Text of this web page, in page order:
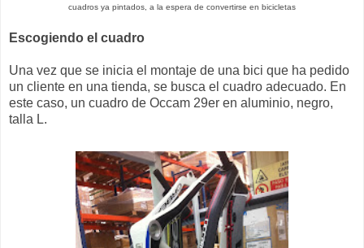
cuadros ya pintados, a la espera de convertirse en bicicletas
Escogiendo el cuadro
Una vez que se inicia el montaje de una bici que ha pedido
un cliente en una tienda, se busca el cuadro adecuado. En
este caso, un cuadro de Occam 29er en aluminio, negro,
talla L.